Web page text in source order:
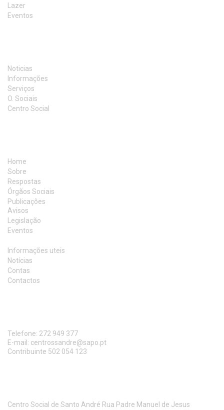
Lazer
Eventos
Noticias
Informações
Serviços
O. Sociais
Centro Social
Home
Sobre
Respostas
Órgãos Sociais
Publicações
Avisos
Legislação
Eventos
Informações uteis
Notícias
Contas
Contactos
Telefone: 272 949 377
E-mail: centrossandre@sapo.pt
Contribuinte 502 054 123
Centro Social de Santo André Rua Padre Manuel de Jesus